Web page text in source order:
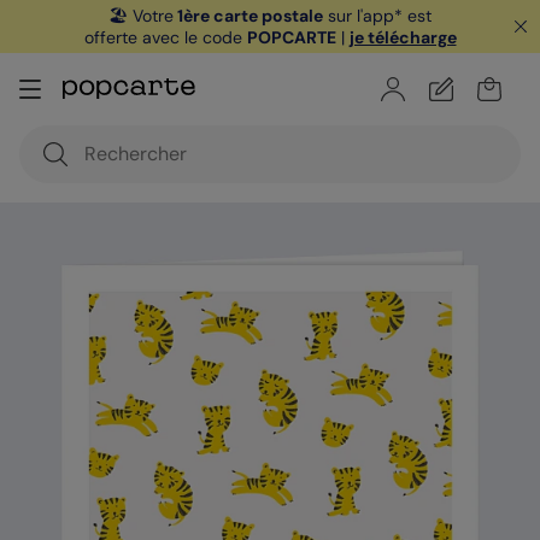
🏖️ Votre1ère carte postale sur l'app* est
offerte avec le code POPCARTE| je télécharge